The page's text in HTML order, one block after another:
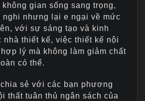
không gian sống sang trọng,
nghi nhưng lại e ngại về mức
với sự sáng tạo và kinh
nhà thiết kế, việc thiết kế nội
lý mà không làm giảm chất
có thể.
sẻ với các bạn phương
thất tuân thủ ngân sách của